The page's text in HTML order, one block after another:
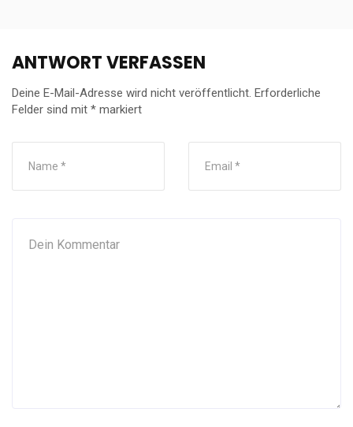
ANTWORT VERFASSEN
Deine E-Mail-Adresse wird nicht veröffentlicht. Erforderliche
Felder sind mit * markiert